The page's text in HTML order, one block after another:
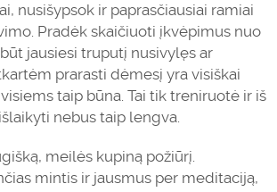
nusišypsok ir paprasčiausiai ramiai
Pradėk skaičiuoti įkvėpimus nuo
jausiesi truputį nusivylęs ar
prarasti dėmesį yra visiškai
taip būna. Tai tik treniruotė ir iš
nebus taip lengva.
meilės kupiną požiūrį.
mintis ir jausmus per meditaciją,